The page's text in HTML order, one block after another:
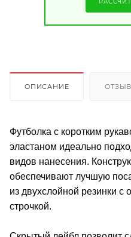
ОПИСАНИЕ
Футболка с коротким
эластаном идеально
видов нанесения.
обеспечивают лучшую
из двухслойной резинки с
строчкой.